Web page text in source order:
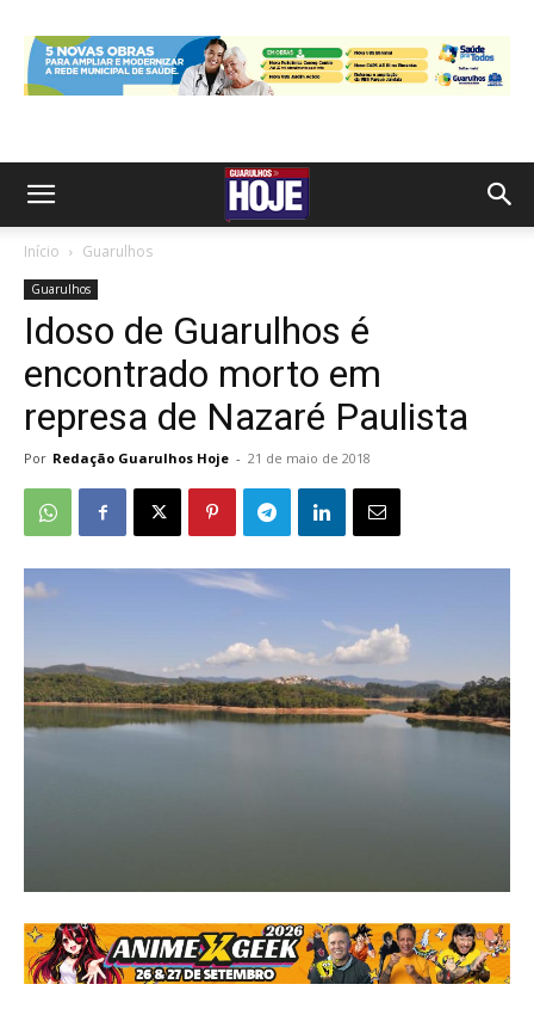
Início Guarulhos
Guarulhos
Idoso de Guarulhos é
encontrado morto em
represa de Nazaré Paulista
Por Redação Guarulhos Hoje - 21 de maio de 2018